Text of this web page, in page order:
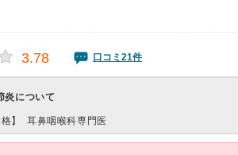
3.78 口コミ21件
炎について
】 耳鼻咽喉科専門医